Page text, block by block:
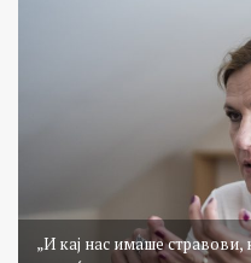
„И кај нас имаше